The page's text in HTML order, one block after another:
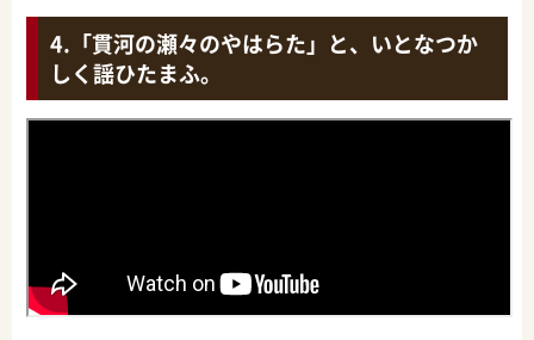
「貫河の瀬々のやはらた」と、いとなつか
しく謡ひたまふ。